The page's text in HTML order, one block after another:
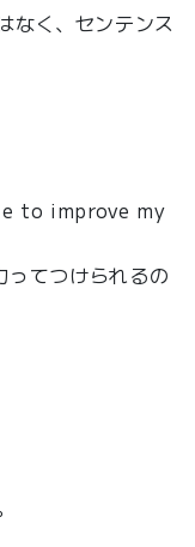
なく、センテンス
to improve my
てつけられるの